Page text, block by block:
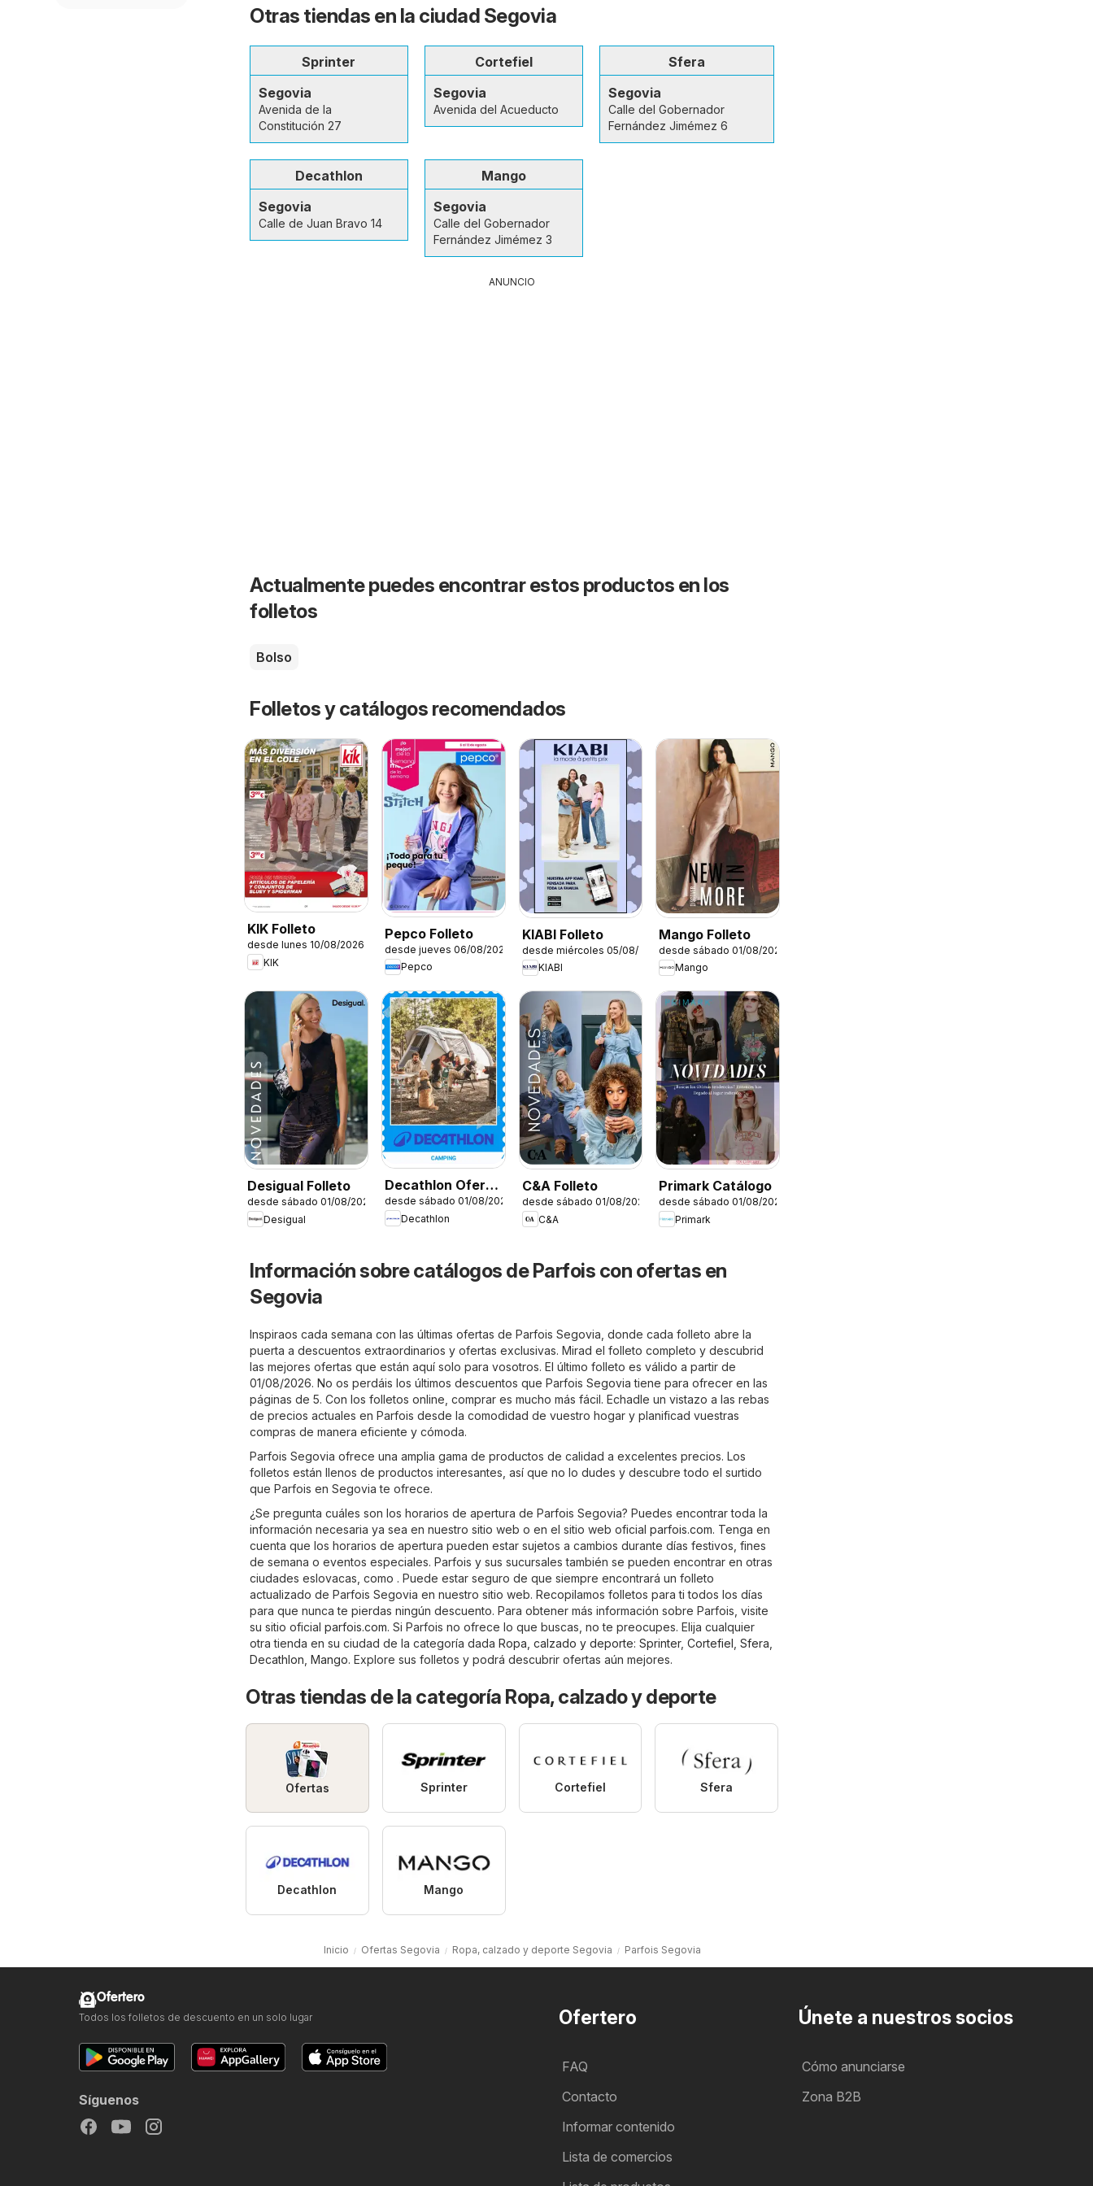
Otras tiendas en la ciudad Segovia
Sprinter
Segovia
Avenida de la
Constitución 27
Cortefiel
Segovia
Avenida del Acueducto
Sfera
Segovia
Calle del Gobernador
Fernández Jimémez 6
Decathlon
Segovia
Calle de Juan Bravo 14
Mango
Segovia
Calle del Gobernador
Fernández Jimémez 3
ANUNCIO
Actualmente puedes encontrar estos productos en los
folletos
Bolso
Folletos y catálogos recomendados
KIK Folleto
desde lunes 10/08/2026
KIK
Pepco Folleto
desde jueves 06/08/2026
Pepco
KIABI Folleto
desde miércoles 05/08/2026
KIABI
Mango Folleto
desde sábado 01/08/2026
Mango
Desigual Folleto
desde sábado 01/08/2026
Desigual
Decathlon Oferta
estacional
desde sábado 01/08/2026
Decathlon
C&A Folleto
desde sábado 01/08/2026
C&A
Primark Catálogo
desde sábado 01/08/2026
Primark
Información sobre catálogos de Parfois con ofertas en
Segovia
Inspiraos cada semana con las últimas ofertas de Parfois Segovia, donde cada folleto abre la
puerta a descuentos extraordinarios y ofertas exclusivas. Mirad el folleto completo y descubrid
las mejores ofertas que están aquí solo para vosotros. El último folleto es válido a partir de
01/08/2026. No os perdáis los últimos descuentos que Parfois Segovia tiene para ofrecer en las
páginas de 5. Con los folletos online, comprar es mucho más fácil. Echadle un vistazo a las rebas
de precios actuales en Parfois desde la comodidad de vuestro hogar y planificad vuestras
compras de manera eficiente y cómoda.
Parfois Segovia ofrece una amplia gama de productos de calidad a excelentes precios. Los
folletos están llenos de productos interesantes, así que no lo dudes y descubre todo el surtido
que Parfois en Segovia te ofrece.
¿Se pregunta cuáles son los horarios de apertura de Parfois Segovia? Puedes encontrar toda la
información necesaria ya sea en nuestro sitio web o en el sitio web oficial parfois.com. Tenga en
cuenta que los horarios de apertura pueden estar sujetos a cambios durante días festivos, fines
de semana o eventos especiales. Parfois y sus sucursales también se pueden encontrar en otras
ciudades eslovacas, como . Puede estar seguro de que siempre encontrará un folleto
actualizado de Parfois Segovia en nuestro sitio web. Recopilamos folletos para ti todos los días
para que nunca te pierdas ningún descuento. Para obtener más información sobre Parfois, visite
su sitio oficial parfois.com. Si Parfois no ofrece lo que buscas, no te preocupes. Elija cualquier
otra tienda en su ciudad de la categoría dada Ropa, calzado y deporte: Sprinter, Cortefiel Sfera
Decathlon Mango. Explore sus folletos y podrá descubrir ofertas aún mejores.
Otras tiendas de la categoría Ropa, calzado y deporte
Ofertas Sprinter Cortefiel Sfera
Decathlon Mango
Inicio Ofertas Segovia Ropa, calzado y deporte Segovia Parfois Segovia
Ofertero
FAQ
Contacto
Informar contenido
Lista de comercios
Únete a nuestros socios
Cómo anunciarse
Zona B2B
Ofertero
Todos los folletos de descuento en un solo lugar
Síguenos